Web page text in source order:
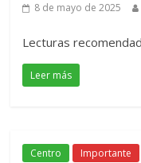
8 de mayo de 2025
Lecturas
Leer más
Centro Importante